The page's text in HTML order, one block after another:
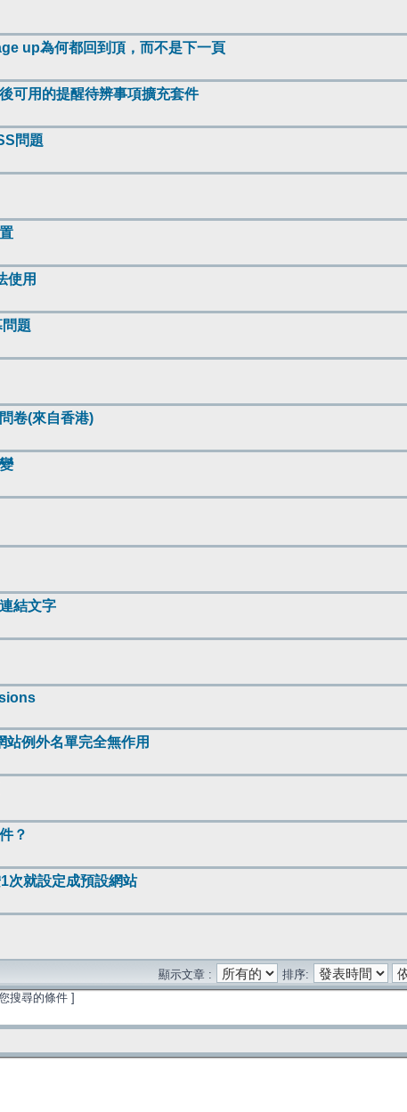
up為何都回到頂，而不是下一頁
可用的提醒待辨事項擴充套件
問題
使用
題
卷(來自香港)
結文字
站例外名單完全無作用
？
次就設定成預設網站
顯示文章 :
排序:
搜尋的條件 ]